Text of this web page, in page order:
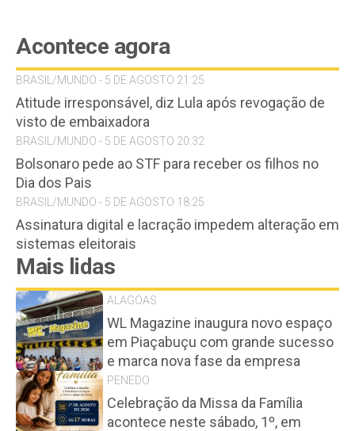
Acontece agora
BRASIL/MUNDO - 5 DE AGOSTO 21:25
Atitude irresponsável, diz Lula após revogação de
visto de embaixadora
BRASIL/MUNDO - 5 DE AGOSTO 20:32
Bolsonaro pede ao STF para receber os filhos no
Dia dos Pais
BRASIL/MUNDO - 5 DE AGOSTO 18:25
Assinatura digital e lacração impedem alteração em
sistemas eleitorais
Mais lidas
ALAGOAS
WL Magazine inaugura novo espaço
em Piaçabuçu com grande sucesso
e marca nova fase da empresa
PENEDO
Celebração da Missa da Família
acontece neste sábado, 1º, em